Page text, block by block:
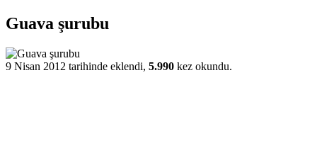
Guava şurubu
9 Nisan 2012 tarihinde eklendi, 5.990 kez okundu.